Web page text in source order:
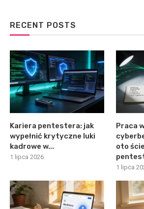
RECENT POSTS
Kariera pentestera: jak
wypełnić krytyczne luki
kadrowe w...
1 lipca 2026
Praca
oto
1 lipca